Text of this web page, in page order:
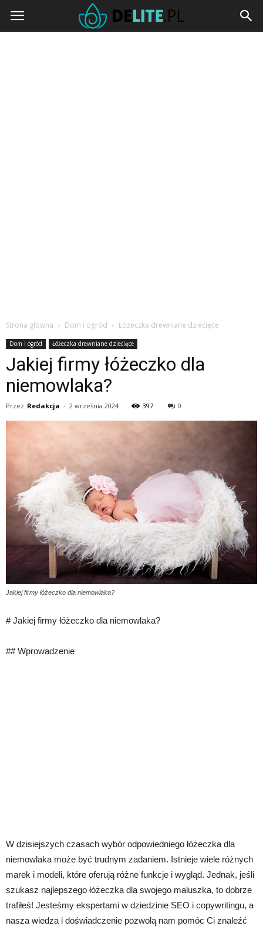
Strona główna Dom i ogród Łóżeczka drewniane dziecięce
Dom i ogród Łóżeczka drewniane dziecięce
Jakiej firmy łóżeczko dla
niemowlaka?
Przez Redakcja - 2 września 2024 397 0
Jakiej firmy łóżeczko dla niemowlaka?
# Jakiej firmy łóżeczko dla niemowlaka?
## Wprowadzenie
W dzisiejszych czasach wybór odpowiedniego łóżeczka dla
niemowlaka może być trudnym zadaniem. Istnieje wiele różnych
marek i modeli, które oferują różne funkcje i wygląd. Jednak, jeśli
szukasz najlepszego łóżeczka dla swojego maluszka, to dobrze
trafiłeś! Jesteśmy ekspertami w dziedzinie SEO i copywritingu, a
nasza wiedza i doświadczenie pozwolą nam pomóc Ci znaleźć